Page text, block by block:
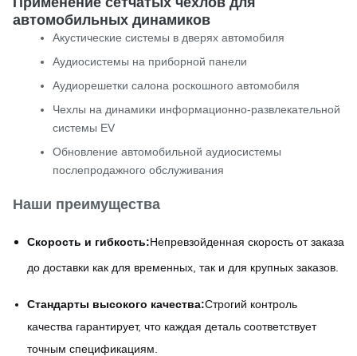
автомобильных динамиков
Акустические системы в дверях автомобиля
Аудиосистемы на приборной панели
Аудиорешетки салона роскошного автомобиля
Чехлы на динамики информационно-развлекательной
системы EV
Обновление автомобильной аудиосистемы
послепродажного обслуживания
Наши преимущества
Скорость и гибкость:Непревзойденная скорость от заказа
до доставки как для временных, так и для крупных заказов.
Стандарты высокого качества:Строгий контроль
качества гарантирует, что каждая деталь соответствует
точным спецификациям.